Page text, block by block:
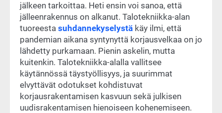
jälkeen tarkoittaa. Heti ensin voi sanoa, että
jälleenrakennus on alkanut. Talotekniikka-alan
tuoreesta suhdannekyselystäkäy ilmi, että
pandemian aikana syntynyttä korjausvelkaa on jo
lähdetty purkamaan. Pienin askelin, mutta
kuitenkin. Talotekniikka-alalla vallitsee
käytännössä täystyöllisyys, ja suurimmat
elvyttävät odotukset kohdistuvat
korjausrakentamisen kasvuun sekä julkisen
uudisrakentamisen hienoiseen kohenemiseen.